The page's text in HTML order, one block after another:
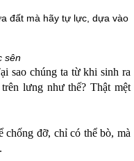
đất mà hãy tự lực, dựa vào
sên
sao chúng ta từ khi sinh ra
lưng như thế? Thật mệt
đỡ, chỉ có thể bò, mà